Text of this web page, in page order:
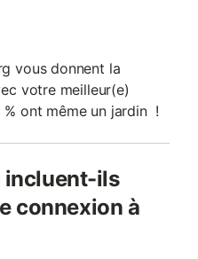
vous donnent la
votre meilleur(e)
ont même un jardin !
incluent-ils
connexion à